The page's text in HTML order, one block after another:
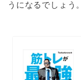
うになるでしょう。